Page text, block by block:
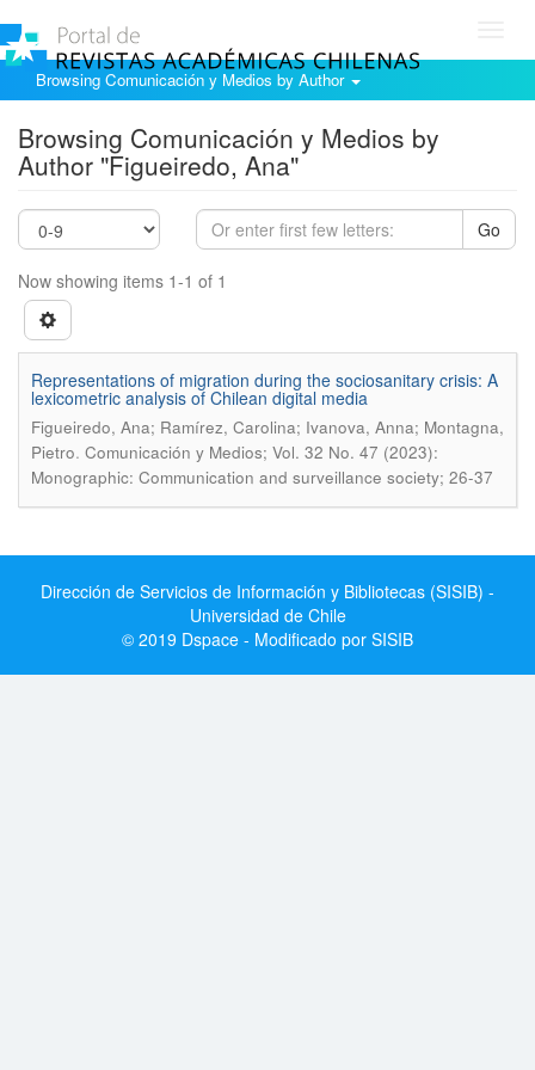
Browsing Comunicación y Medios by Author
Browsing Comunicación y Medios by
Author "Figueiredo, Ana"
Go
Now showing items 1-1 of 1
Representations of migration during the sociosanitary crisis: A
lexicometric analysis of Chilean digital media
Figueiredo, Ana; Ramírez, Carolina; Ivanova, Anna; Montagna,
Pietro. Comunicación y Medios; Vol. 32 No. 47 (2023):
Monographic: Communication and surveillance society; 26-37
Dirección de Servicios de Información y Bibliotecas (SISIB) -
Universidad de Chile
© 2019 Dspace - Modificado por SISIB